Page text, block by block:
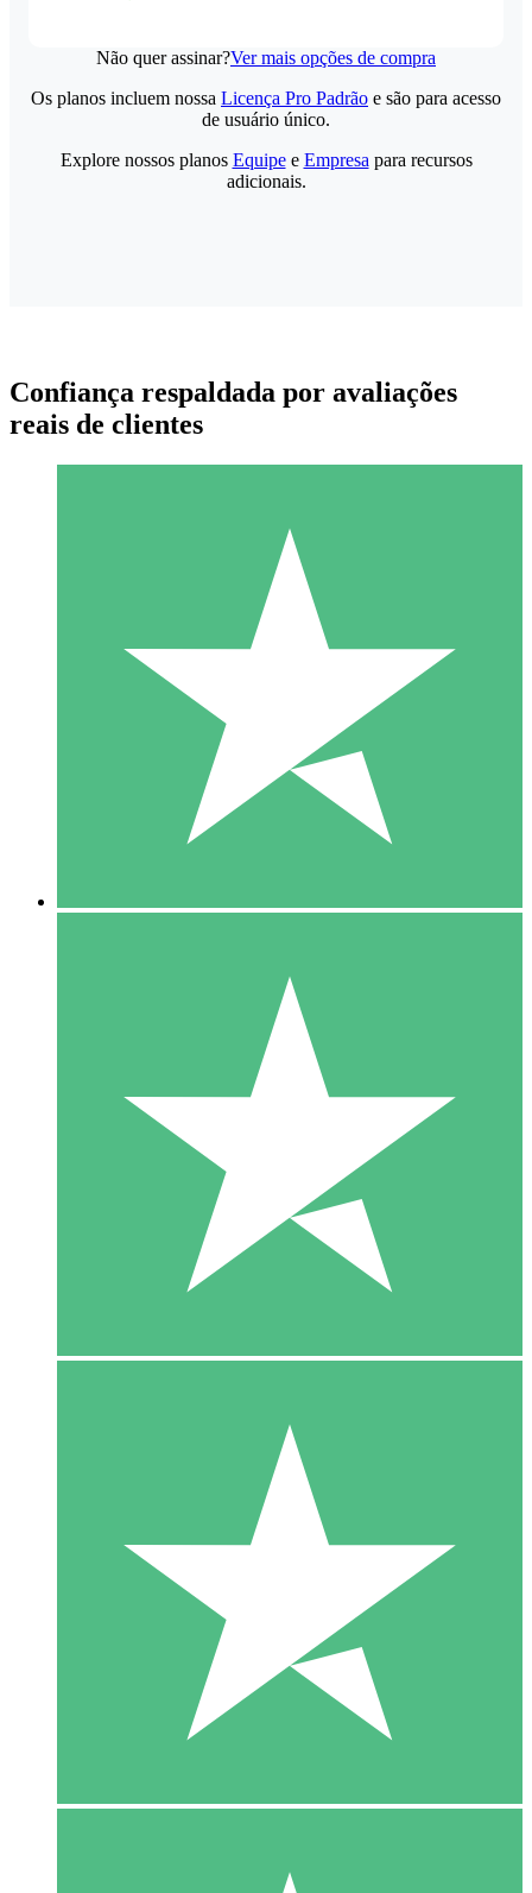
Não quer assinar?Ver mais opções de compra
Pacotes de Créditos Individuais
Pague conforme o uso com créditos de download. Sem
1000
10 Downloads
20 00
Os planos incluem nossa Licença Pro Padrão e são para acesso
de usuário único.
Explore nossos planos Equipee Empresa para recursos
adicionais.
Confiança respaldada por avaliações
reais de clientes